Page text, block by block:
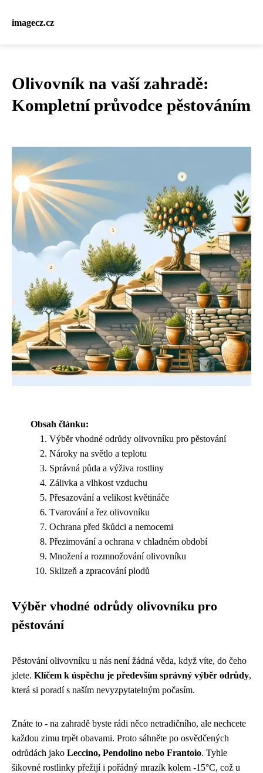
imagecz.cz
Olivovník na vaší zahradě:
Kompletní průvodce pěstováním
Obsah článku:
Výběr vhodné odrůdy olivovníku pro pěstování
Nároky na světlo a teplotu
Správná půda a výživa rostliny
Zálivka a vlhkost vzduchu
Přesazování a velikost květináče
Tvarování a řez olivovníku
Ochrana před škůdci a nemocemi
Přezimování a ochrana v chladném období
Množení a rozmnožování olivovníku
Sklizeň a zpracování plodů
Výběr vhodné odrůdy olivovníku pro
pěstování
Pěstování olivovníku u nás není žádná věda, když víte, do čeho
jdete. Klíčem k úspěchu je především správný výběr odrůdy,
která si poradí s naším nevyzpytatelným počasím.
Znáte to - na zahradě byste rádi něco netradičního, ale nechcete
každou zimu trpět obavami. Proto sáhněte po osvědčených
odrůdách jako Leccino, Pendolino nebo Frantoio. Tyhle
šikovné rostlinky přežijí i pořádný mrazík kolem -15°C, což u